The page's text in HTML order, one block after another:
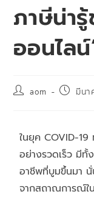
ภาษีน่า
ออนไล
aom มีน
ในยุค COVID-19
อย่างรวดเร็ว มีทั้
อาชีพที่บูมขึ้นมา
จากสถาณการณ์ใ